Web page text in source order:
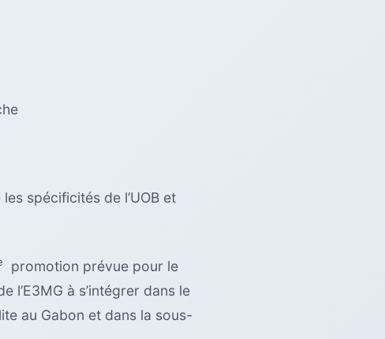
spécificités de l’UOB et
promotion prévue pour le
l’E3MG à s’intégrer dans le
au Gabon et dans la sous-